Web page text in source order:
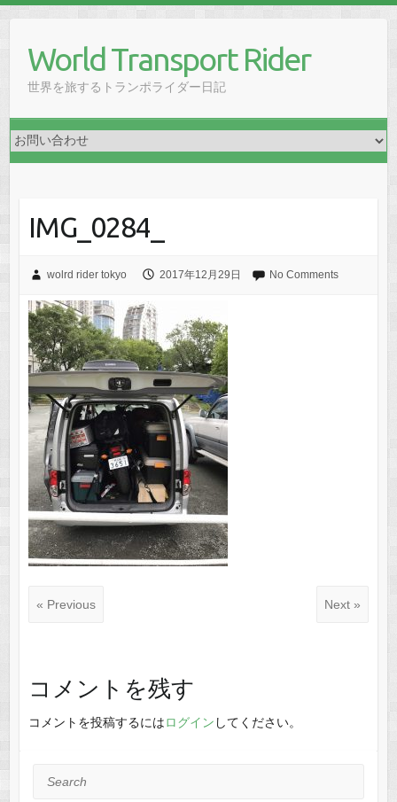
contentWorld Transport Rider
世界を旅するトランポライダー日記
IMG_0284_
wolrd rider tokyo 2017年12月29日 No Comments
« Previous Next »
コメントを残す
コメントを投稿するにはログイン してください。
Search